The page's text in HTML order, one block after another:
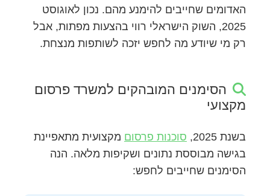
האדומים שחייבים להימנע מהם. נכון לאוגוסט
2025, השוק הישראלי רווי בהצעות מפתות, אבל
רק מי שיודע מה לחפש יזכה לשותפות מנצחת.
הסימנים המובהקים למשרד פרסום
מקצועי
בשנת 2025, סוכנות פרסום מקצועית מתאפיינת
בגישה מבוססת נתונים ושקיפות מלאה. הנה
הסימנים שחייבים לחפש: